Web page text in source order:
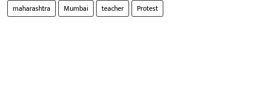
maharashtra Mumbai teacher Protest